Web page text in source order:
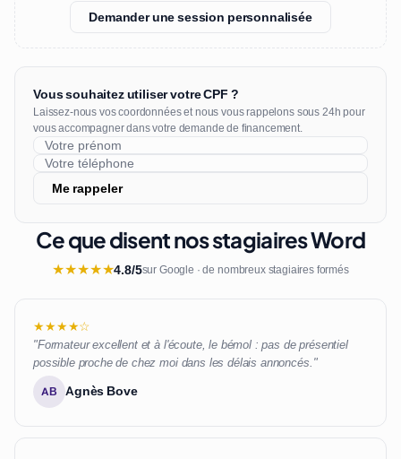
Demander une session personnalisée
Vous souhaitez utiliser votre CPF ?
Laissez-nous vos coordonnées et nous vous rappelons sous 24h pour
vous accompagner dans votre demande de financement.
Me rappeler
Ce que disent nos stagiaires Word
★★★★★4.8/5sur Google · de nombreux stagiaires formés
★★★★☆
"Formateur excellent et à l'écoute, le bémol : pas de présentiel
possible proche de chez moi dans les délais annoncés."
AB Agnès Bove